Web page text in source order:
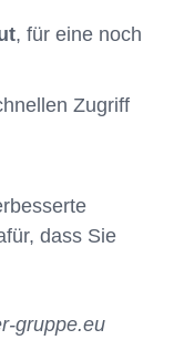
, für eine noch
Zugriff
dass Sie